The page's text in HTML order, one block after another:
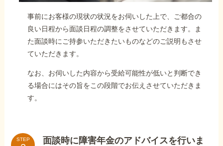
事前にお客様の現状の状況をお伺いした上で、ご都合の
良い日程から面談日程の調整をさせていただきます。ま
た面談時にご持参いただきたいものなどのご説明もさせ
ていただきます。
なお、お伺いした内容から受給可能性が低いと判断でき
る場合にはその旨をこの段階でお伝えさせていただきま
す。
STEP
面談時に障害年金のアドバイスを行いま